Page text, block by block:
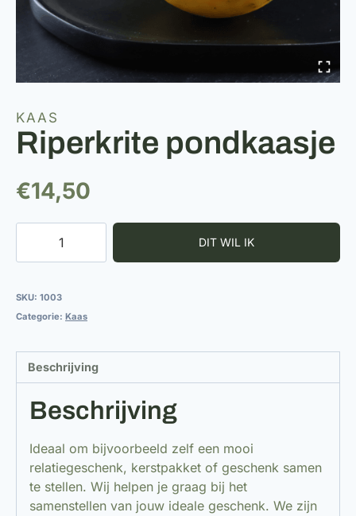
KAAS
Riperkrite pondkaasje
€14,50
pondkaasje
SKU: 1003
Categorie: Kaas
Beschrijving
Beschrijving
Ideaal om bijvoorbeeld zelf een mooi
relatiegeschenk, kerstpakket of geschenk samen
te stellen. Wij helpen je graag bij het
samenstellen van jouw ideale geschenk. We zijn